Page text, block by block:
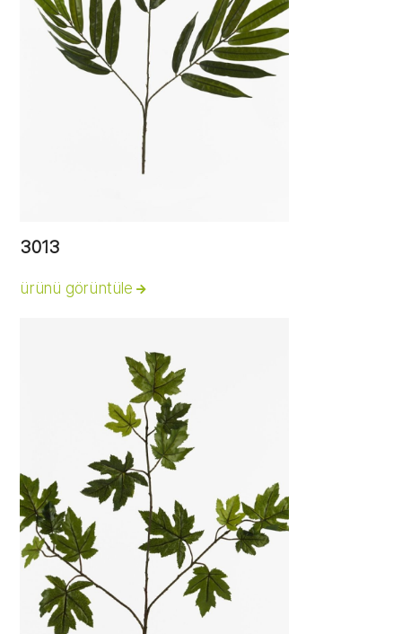
3013
ürünü görüntüle